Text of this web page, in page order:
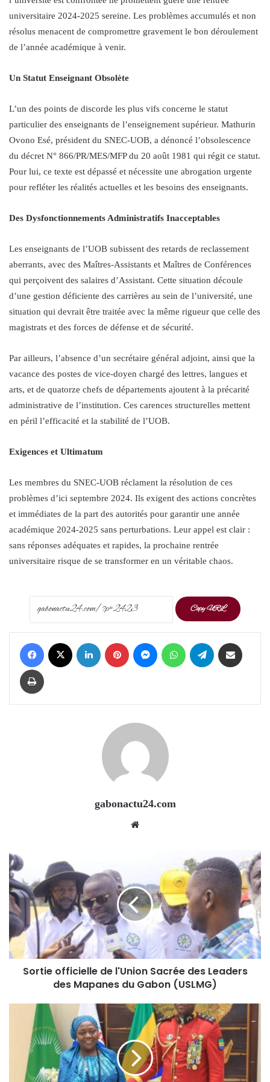
universitaire 2024-2025 sereine. Les problèmes accumulés et non
résolus menacent de compromettre gravement le bon déroulement
de l’année académique à venir.
Un Statut Enseignant Obsolète
L’un des points de discorde les plus vifs concerne le statut
particulier des enseignants de l’enseignement supérieur. Mathurin
Ovono Esé, président du SNEC-UOB, a dénoncé l’obsolescence
du décret N° 866/PR/MES/MFP du 20 août 1981 qui régit ce statut.
Pour lui, ce texte est dépassé et nécessite une abrogation urgente
pour refléter les réalités actuelles et les besoins des enseignants.
Des Dysfonctionnements Administratifs Inacceptables
Les enseignants de l’UOB subissent des retards de reclassement
aberrants, avec des Maîtres-Assistants et Maîtres de Conférences
qui perçoivent des salaires d’Assistant. Cette situation découle
d’une gestion déficiente des carrières au sein de l’université, une
situation qui devrait être traitée avec la même rigueur que celle des
magistrats et des forces de défense et de sécurité.
Par ailleurs, l’absence d’un secrétaire général adjoint, ainsi que la
vacance des postes de vice-doyen chargé des lettres, langues et
arts, et de quatorze chefs de départements ajoutent à la précarité
administrative de l’institution. Ces carences structurelles mettent
en péril l’efficacité et la stabilité de l’UOB.
Exigences et Ultimatum
Les membres du SNEC-UOB réclament la résolution de ces
problèmes d’ici septembre 2024. Ils exigent des actions concrètes
et immédiates de la part des autorités pour garantir une année
académique 2024-2025 sans perturbations. Leur appel est clair :
sans réponses adéquates et rapides, la prochaine rentrée
universitaire risque de se transformer en un véritable chaos.
Copy URL
Facebook LinkedIn Pinterest Messenger WhatsApp Telegram
Print
gabonactu24.com
Sortie officielle de l'Union Sacrée des Leaders
des Mapanes du Gabon (USLMG)